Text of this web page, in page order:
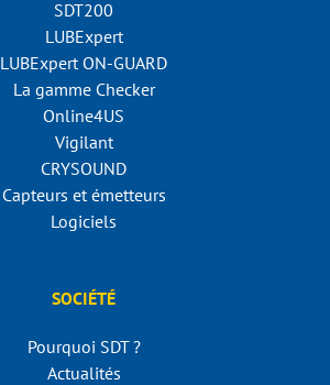
SDT200
LUBExpert
LUBExpert ON-GUARD
La gamme Checker
Online4US
Vigilant
CRYSOUND
Capteurs et émetteurs
Logiciels
SOCIÉTÉ
Pourquoi SDT ?
Actualités